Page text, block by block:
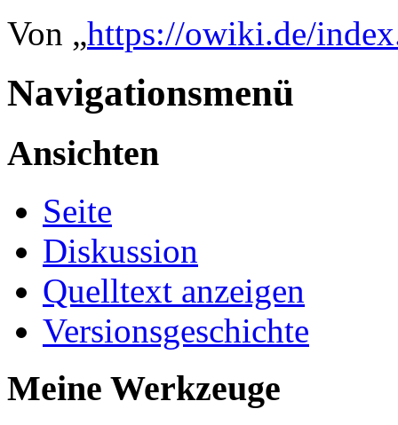
Von „https://owiki.de/
Navigationsmenü
Ansichten
Seite
Diskussion
Quelltext anzeigen
Versionsgeschichte
Meine Werkzeuge